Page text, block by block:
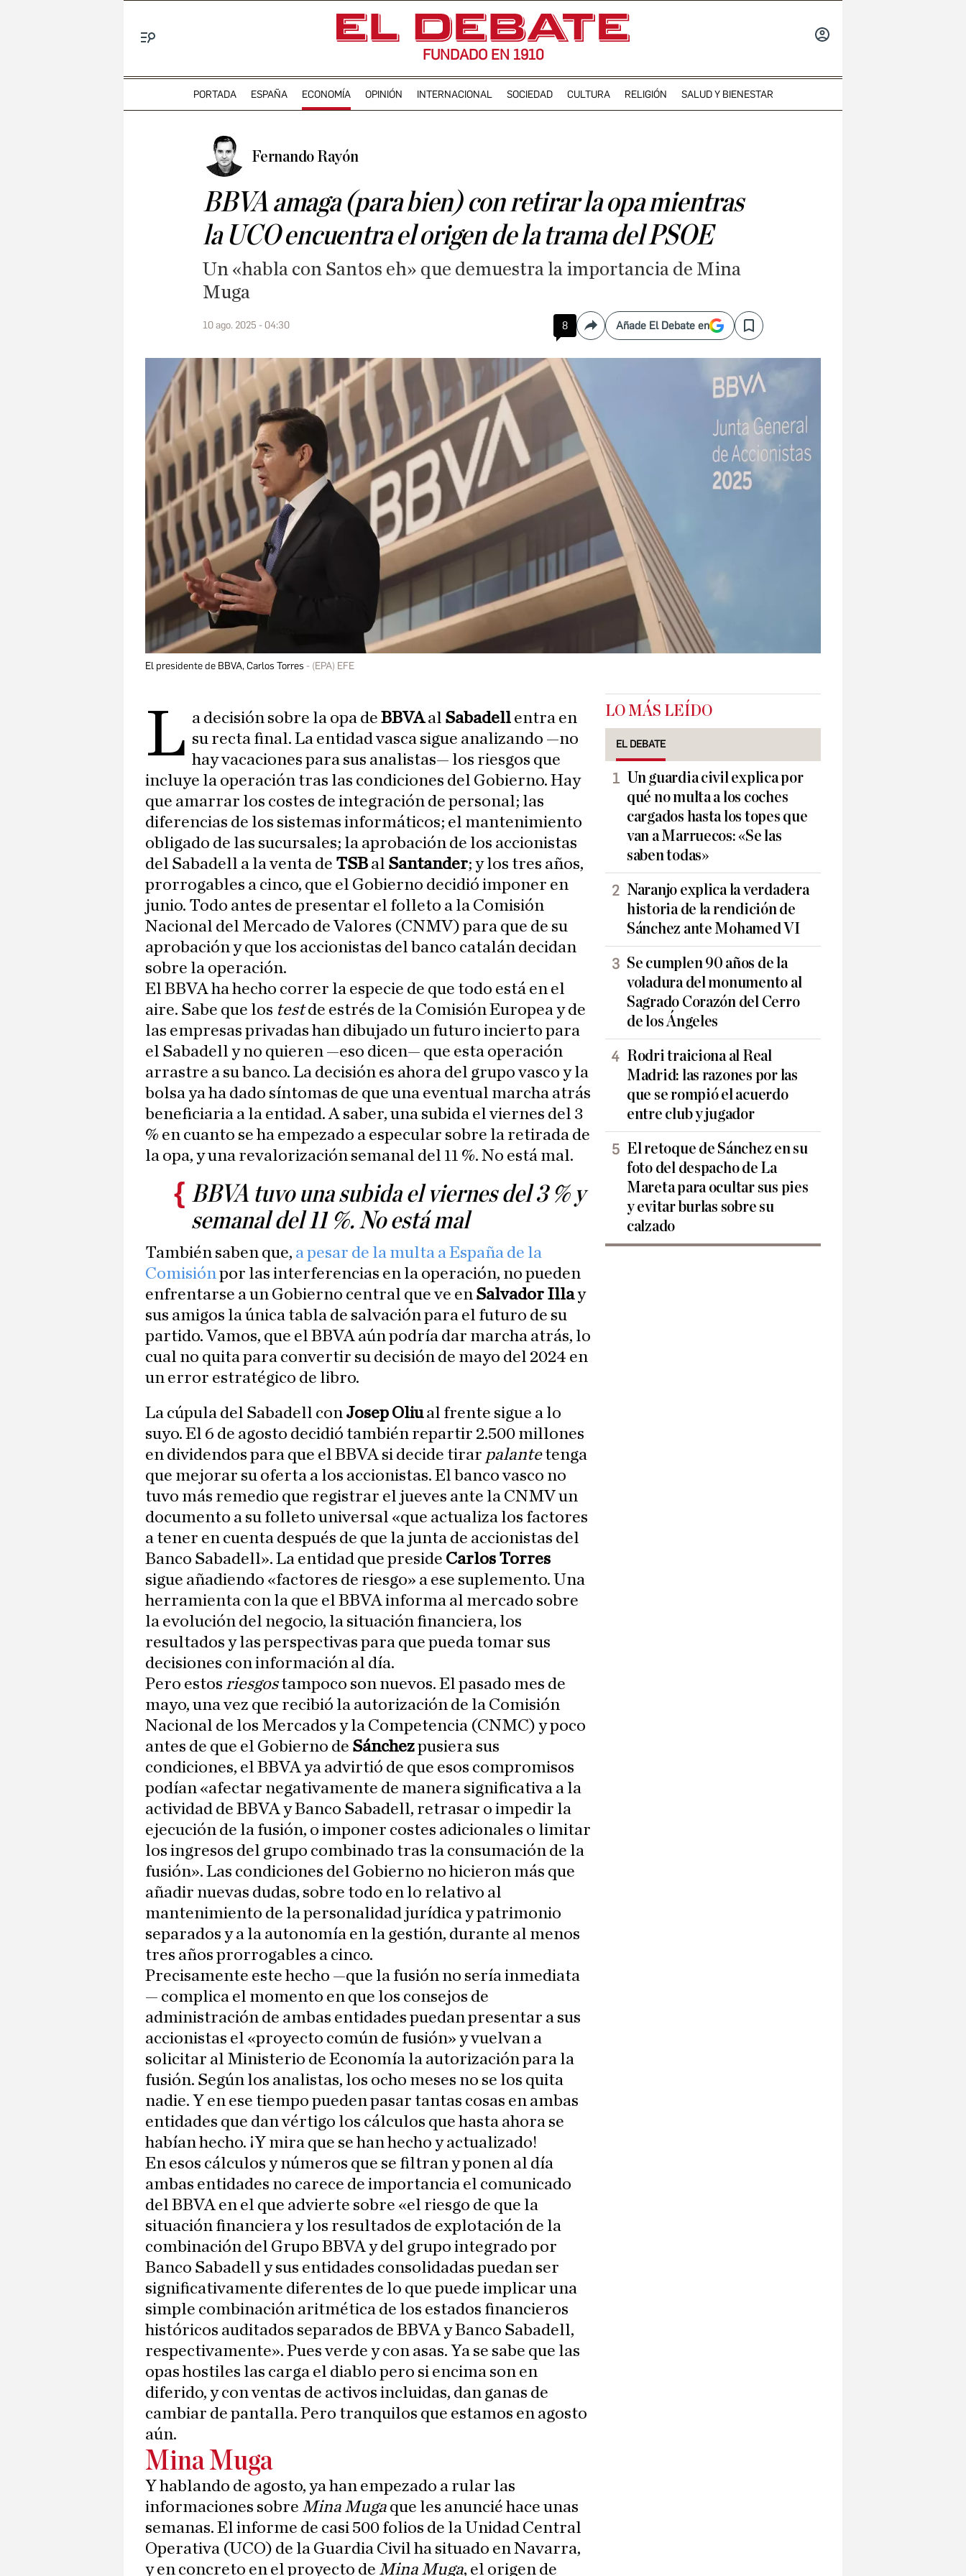
FUNDADO EN 1910
PORTADA ESPAÑA ECONOMÍA OPINIÓN INTERNACIONAL SOCIEDAD CULTURA RELIGIÓN SALUD Y BIENESTAR
Fernando Rayón
BBVA amaga (para bien) con retirar la opa mientras
la UCO encuentra el origen de la trama del PSOE
Un «habla con Santos eh» que demuestra la importancia de Mina
Muga
10 ago. 2025 - 04:30 8 CompartirAñade El Debate en Save
El presidente de BBVA, Carlos Torres (EPA) EFE
L a decisión sobre la opa deBBVAal Sabadell entra en
su recta final. La entidad vasca sigue analizando —no
hay vacaciones para sus analistas— los riesgos que
incluye la operación tras las condiciones del Gobierno. Hay
que amarrar los costes de integración de personal; las
diferencias de los sistemas informáticos; el mantenimiento
obligado de las sucursales; la aprobación de los accionistas
del Sabadell a la venta de TSB al Santander; y los tres años,
prorrogables a cinco, que el Gobierno decidió imponer en
junio. Todo antes de presentar el folleto a la Comisión
Nacional del Mercado de Valores (CNMV) para que de su
aprobación y que los accionistas del banco catalán decidan
sobre la operación.
El BBVA ha hecho correr la especie de que todo está en el
aire. Sabe que los testde estrés de la Comisión Europea y de
las empresas privadas han dibujado un futuro incierto para
el Sabadell y no quieren —eso dicen— que esta operación
arrastre a su banco. La decisión es ahora del grupo vasco y la
bolsa ya ha dado síntomas de que una eventual marcha atrás
beneficiaria a la entidad. A saber, una subida el viernes del 3
% en cuanto se ha empezado a especular sobre la retirada de
la opa, y una revalorización semanal del 11 %. No está mal.
BBVA tuvo una subida el viernes del 3 % y
semanal del 11 %. No está mal
También saben que, a pesar de la multa a España de la
Comisiónpor las interferencias en la operación, no pueden
enfrentarse a un Gobierno central que ve en Salvador Illay
sus amigos la única tabla de salvación para el futuro de su
partido. Vamos, que el BBVA aún podría dar marcha atrás, lo
cual no quita para convertir su decisión de mayo del 2024 en
un error estratégico de libro.
La cúpula del Sabadell con Josep Oliual frente sigue a lo
suyo. El 6 de agosto decidió también repartir 2.500 millones
en dividendos para que el BBVA si decide tirar palantetenga
que mejorar su oferta a los accionistas. El banco vasco no
tuvo más remedio que registrar el jueves ante la CNMV un
documento a su folleto universal «que actualiza los factores
a tener en cuenta después de que la junta de accionistas del
Banco Sabadell». La entidad que preside Carlos Torres
sigue añadiendo «factores de riesgo» a ese suplemento. Una
herramienta con la que el BBVA informa al mercado sobre
la evolución del negocio, la situación financiera, los
resultados y las perspectivas para que pueda tomar sus
decisiones con información al día.
Pero estos riesgostampoco son nuevos. El pasado mes de
mayo, una vez que recibió la autorización de la Comisión
Nacional de los Mercados y la Competencia (CNMC) y poco
antes de que el Gobierno de Sánchezpusiera sus
condiciones, el BBVA ya advirtió de que esos compromisos
podían «afectar negativamente de manera significativa a la
actividad de BBVA y Banco Sabadell, retrasar o impedir la
ejecución de la fusión, o imponer costes adicionales o limitar
los ingresos del grupo combinado tras la consumación de la
fusión». Las condiciones del Gobierno no hicieron más que
añadir nuevas dudas, sobre todo en lo relativo al
mantenimiento de la personalidad jurídica y patrimonio
separados y a la autonomía en la gestión, durante al menos
tres años prorrogables a cinco.
Precisamente este hecho —que la fusión no sería inmediata
— complica el momento en que los consejos de
administración de ambas entidades puedan presentar a sus
accionistas el «proyecto común de fusión» y vuelvan a
solicitar al Ministerio de Economía la autorización para la
fusión. Según los analistas, los ocho meses no se los quita
nadie. Y en ese tiempo pueden pasar tantas cosas en ambas
entidades que dan vértigo los cálculos que hasta ahora se
habían hecho. ¡Y mira que se han hecho y actualizado!
En esos cálculos y números que se filtran y ponen al día
ambas entidades no carece de importancia el comunicado
del BBVA en el que advierte sobre «el riesgo de que la
situación financiera y los resultados de explotación de la
combinación del Grupo BBVA y del grupo integrado por
Banco Sabadell y sus entidades consolidadas puedan ser
significativamente diferentes de lo que puede implicar una
simple combinación aritmética de los estados financieros
históricos auditados separados de BBVA y Banco Sabadell,
respectivamente». Pues verde y con asas. Ya se sabe que las
opas hostiles las carga el diablo pero si encima son en
diferido, y con ventas de activos incluidas, dan ganas de
cambiar de pantalla. Pero tranquilos que estamos en agosto
aún.
Mina Muga
Y hablando de agosto, ya han empezado a rular las
informaciones sobre Mina Muga que les anuncié hace unas
semanas. El informe de casi 500 folios de la Unidad Central
Operativa (UCO) de la Guardia Civil ha situado en Navarra,
y en concreto en el proyecto de Mina Muga, el origen de
LO MÁS LEÍDO
EL DEBATE
Un guardia civil explica por
qué no multa a los coches
cargados hasta los topes que
van a Marruecos: «Se las
saben todas»
Naranjo explica la verdadera
historia de la rendición de
Sánchez ante Mohamed VI
Se cumplen 90 años de la
voladura del monumento al
Sagrado Corazón del Cerro
de los Ángeles
Rodri traiciona al Real
Madrid: las razones por las
que se rompió el acuerdo
entre club y jugador
El retoque de Sánchez en su
foto del despacho de La
Mareta para ocultar sus pies
y evitar burlas sobre su
calzado